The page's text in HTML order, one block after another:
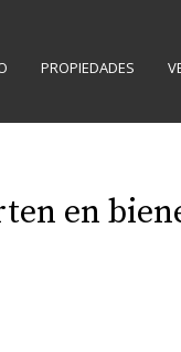
PROPIEDADES
en